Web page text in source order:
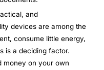
and
devices are among the
consume little energy,
is a deciding factor.
money on your own